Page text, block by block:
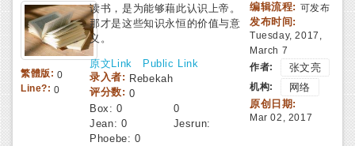
繁體版: 0
Line?:0
读书，是为能够藉此认识上帝。
那才是这些知识永恒的价值与意
义。
原文Link
Public Link
录入者: Rebekah
评分数:0
Box:0
Jean: 0 Jesrun:
0
Phoebe: 0
编辑流程: 可发布
发布时间:
Tuesday, 2017,
March 7
作者:
张文亮
机构:
网络
原创日期:
Mar 02, 2017